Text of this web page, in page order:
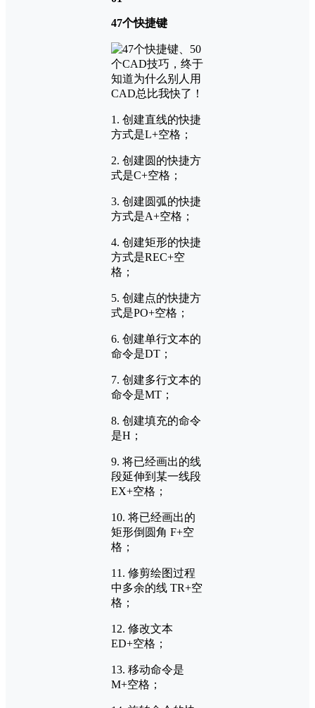
47个快捷键
1. 创建直线的快捷
方式是L+空格；
2. 创建圆的快捷方
式是C+空格；
3. 创建圆弧的快捷
方式是A+空格；
4. 创建矩形的快捷
方式是REC+空
格；
5. 创建点的快捷方
式是PO+空格；
6. 创建单行文本的
命令是DT；
7. 创建多行文本的
命令是MT；
8. 创建填充的命令
是H；
9. 将已经画出的线
段延伸到某一线段
EX+空格；
10. 将已经画出的
矩形倒圆角 F+空
格；
11. 修剪绘图过程
中多余的线 TR+空
格；
12. 修改文本
ED+空格；
13. 移动命令是
M+空格；